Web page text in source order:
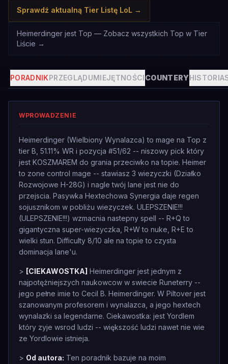
Sprawdź aktualną Tier Listę LoL →
Heimerdinger jest Top — Zobacz wszystkich Top w Tier
Liście →
PORADNIKPRZEGLĄDUMIEJĘTNOŚCICOUNTERYHISTORIA
WPROWADZENIE
Heimerdinger (Wielbiony Wynalazca) to mage na Top z
tier B, 51.11% WR i pozycja #51/62 -- niszowy pick który
jest KOSZMAREM do grania przeciwko na topie. Heimer
to zone control mage -- stawiasz 3 wiezyczki (Działko
Rozwojowe H-28G) i nagle twój lane jest nie do
przejscia. Pasywka Hextechowa Synergia daje regen
sojusznikom w pobliżu wiezyczek. ULEPSZENIE!!!
(ULEPSZENIE!!!) wzmacnia nastepny spell -- R+Q to
gigantyczna super-wiezyczka, R+W to nuke, R+E to
wielki stun. Difficulty 8/10 ale na topie to czysta
dominacja lane'u.
> [CIEKAWOSTKA] Heimerdinger jest jednym z
najpotężniejszych naukowcow w swiecie Runeterry --
jego pełne imie to Cecil B. Heimerdinger. W Piltover jest
szanowanym profesorem i wynalazca, a jego hextech
wynalazki sa legendarne. Ciekawostka: jest Yordlem
który zyje wsrod ludzi -- większość ludzi nawet nie wie
ze Yordlowie istnieja.
> Od autora: Ten poradnik bazuje na moim